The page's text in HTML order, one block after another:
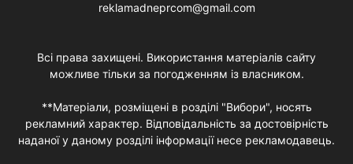
reklamadneprcom@gmail.com
Всі права захищені. Використання матеріалів сайту
можливе тільки за погодженням із власником.
**Матеріали, розміщені в розділі "Вибори", носять
рекламний характер. Відповідальність за достовірність
наданої у даному розділі інформації несе рекламодавець.